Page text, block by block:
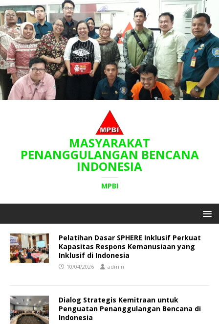
MASYARAKAT
PENANGGULANGAN BENCANA
INDONESIA
MPBI
Pelatihan Dasar SPHERE Inklusif Perkuat
Kapasitas Respons Kemanusiaan yang
Inklusif di Indonesia
10/04/2026 admin
Dialog Strategis Kemitraan untuk
Penguatan Penanggulangan Bencana di
Indonesia